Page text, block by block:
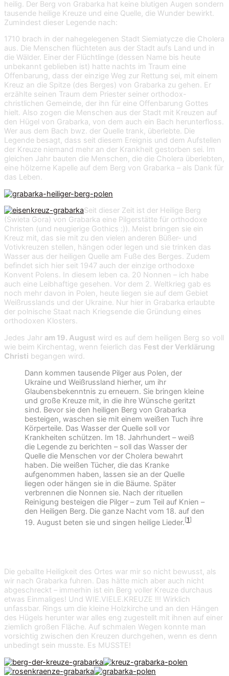
heilig. Der Berg von Grabarka hat keine blutigen Augen sondern
tausende heilige Kreuze und eine Quelle, die Wunder bewirkt.
Zumindest dieser Legende nach:
1710 brach in der nahegelegenen Stadt Siemiatycze die Cholera
aus. Die Menschen flüchteten aus der Stadt aufs Land und in
die Wälder. Einer der Flüchtlinge (dessen Name bis heute
unbekannt geblieben ist) hatte nachts im Traum eine
Offenbarung, dass der einzige Weg zur Rettung sei, mit einem
Kreuz an die Spitze (des Berges) von Grabarka zu gehen. Er
erzählte seinen Traum dem Priester seiner orthodox-
christlichen Gemeinde, der ihn für eine Offenbarung Gottes
hielt. Also zogen die Menschen aus der Stadt mit Kreuzen auf
den Hügel von Grabarka, von dem auch ein Bach herunterfloss.
Wer aus dem Bach bwz. der Quelle trank, überlebte. Die
Legende besagt, dass seit diesem Ereignis und dem Aufstellen
der Kreuze niemand mehr an der Krankheit gestorben sei. Im
gleichen Jahr bauten die Menschen, die die Cholera überlebten,
eine hölzerne Kapelle auf dem Berg von Grabarka – als Dank für
das Leben.
Seit dieser Zeit ist der Heilige Berg
(Swieta Gora) von Grabarka eine Pilgerstätte für orthodoxe
Christen (und neugierige Gothics :)). Meist bringen sie ein
Kreuz mit, das sie mit zu den vielen anderen Büßer- und
Votivkreuzen stellen, hängen oder legen und sie trinken das
Wasser aus der heiligen Quelle am Fuße des Berges. Zudem
befindet sich hier seit 1947 auch der einzige orthodoxe
Konvent Polens. In diesem leben ca. 20 Nonnen – ich habe
auch eine Leibhaftige gesehen. Vor dem 2. Weltkrieg gab es
noch mehr davon in Polen, heute liegen sie auf dem Gebiet
Weißrusslands und der Ukraine. Nur hier in Grabarka erlaubte
der polnische Staat nach Kriegsende die Gründung eines
orthodoxen Klosters.
Jedes Jahr am 19. August wird es auf dem heiligen Berg so voll
wie beim Kirchentag, wenn feierlich das Fest der Verklärung
Christi begangen wird.
Dann kommen tausende Pilger aus Polen, der
Ukraine und Weißrussland hierher, um ihr
Glaubensbekenntnis zu erneuern. Sie bringen kleine
und große Kreuze mit, in die ihre Wünsche geritzt
sind. Bevor sie den heiligen Berg von Grabarka
besteigen, waschen sie mit einem weißen Tuch ihre
Körperteile. Das Wasser der Quelle soll vor
Krankheiten schützen. Im 18. Jahrhundert – weiß
die Legende zu berichten – soll das Wasser der
Quelle die Menschen vor der Cholera bewahrt
haben. Die weißen Tücher, die das Kranke
aufgenommen haben, lassen sie an der Quelle
liegen oder hängen sie in die Bäume. Später
verbrennen die Nonnen sie. Nach der rituellen
Reinigung besteigen die Pilger – zum Teil auf Knien –
den Heiligen Berg. Die ganze Nacht vom 18. auf den
19. August beten sie und singen heilige Lieder.[1]
Die geballte Heiligkeit des Ortes war mir so nicht bewusst, als
wir nach Grabarka fuhren. Das hätte mich aber auch nicht
abgeschreckt – immerhin ist ein Berg voller Kreuze durchaus
etwas Einmaliges! Und WIE.VIELE.KREUZE !!! Wirklich
unfassbar. Rings um die kleine Holzkirche und an den Hängen
des Hügels herunter war alles eng zugestellt mit ihnen auf einer
ziemlich großen Fläche. Auf schmalen Wegen konnte man
vorsichtig zwischen den Kreuzen durchgehen, wenn es denn
unbedingt sein musste. Es MUSSTE!